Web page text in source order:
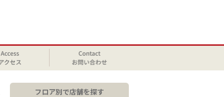
フロア別で店舗を探す